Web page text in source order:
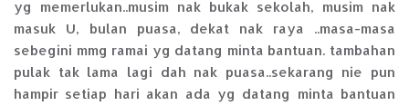
yg memerlukan..musim nak bukak sekolah, musim nak
masuk U, bulan puasa, dekat nak raya ..masa-masa
sebegini mmg ramai yg datang minta bantuan. tambahan
pulak tak lama lagi dah nak puasa..sekarang nie pun
hampir setiap hari akan ada yg datang minta bantuan